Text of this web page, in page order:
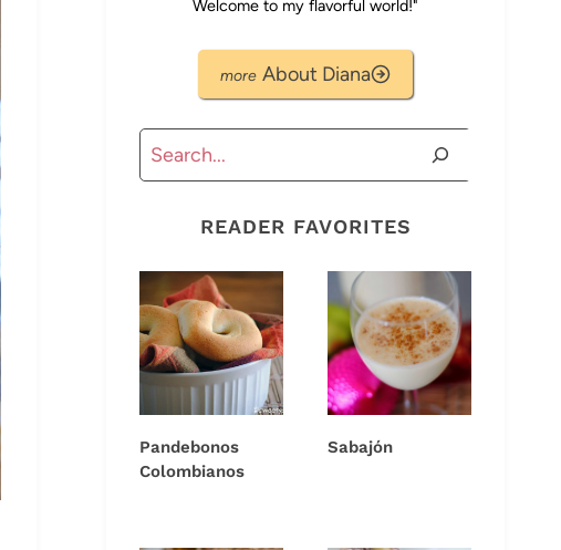
Welcome to my flavorful world!"
About Diana
Buscar
READER FAVORITES
Pandebonos
Colombianos
Sabajón